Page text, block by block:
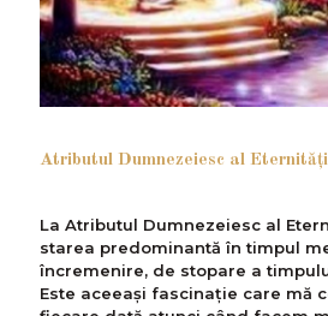
Atributul Dumnezeiesc al
La Atributul Dumnezeiesc al
starea predominantă în timpul
încremenire, de stopare a
Este aceeași fascinație care mă